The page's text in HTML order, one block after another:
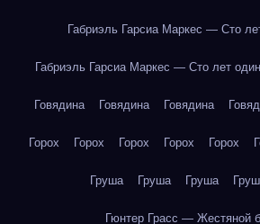
Габриэль Гарсиа Маркес — Сто
Габриэль Гарсиа Маркес — Сто лет
Говядина Говядина Говядина
Горох Горох Горох Горох Горох
Груша Груша Груша
Гюнтер Грасс — Жестяной